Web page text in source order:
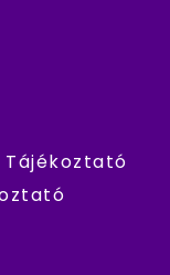
Tájékoztató